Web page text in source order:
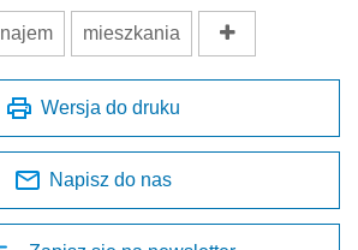
najem mieszkania
Wersja do druku
Napisz do nas